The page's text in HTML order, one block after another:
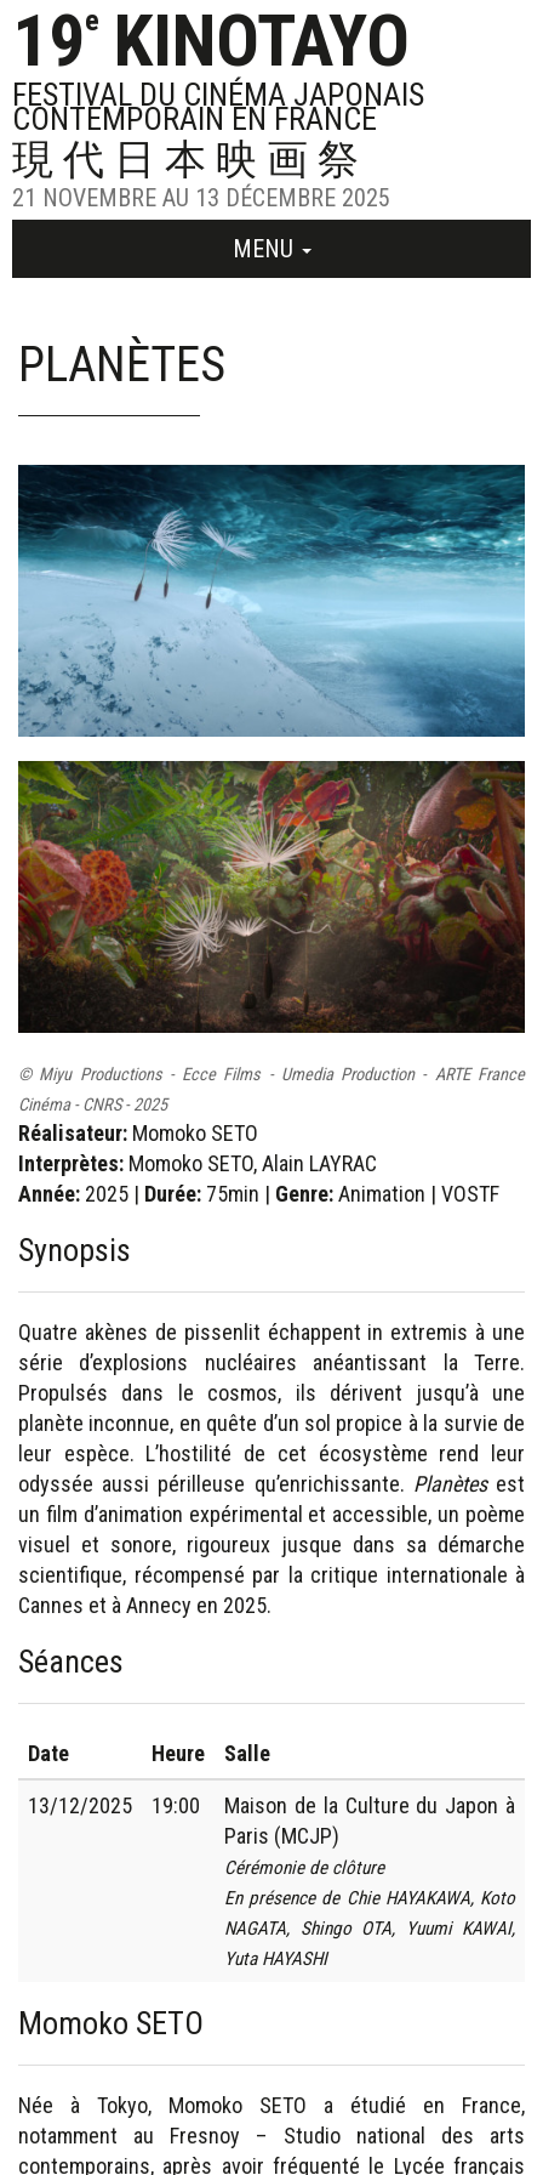
19eKINOTAYO
FESTIVAL DU CINÉMA JAPONAIS
CONTEMPORAIN EN FRANCE
現代日本映画祭
21 NOVEMBRE AU 13 DÉCEMBRE 2025
MENU
PLANÈTES
© Miyu Productions - Ecce Films - Umedia Production - ARTE France
Cinéma - CNRS - 2025
Réalisateur: Momoko SETO
Interprètes: Momoko SETO, Alain LAYRAC
Année: 2025 | Durée: 75min | Genre:Animation | VOSTF
Synopsis
Quatre akènes de pissenlit échappent in extremis à une
série d’explosions nucléaires anéantissant la Terre.
Propulsés dans le cosmos, ils dérivent jusqu’à une
planète inconnue, en quête d’un sol propice à la survie de
leur espèce. L’hostilité de cet écosystème rend leur
odyssée aussi périlleuse qu’enrichissante. Planètes est
un film d’animation expérimental et accessible, un poème
visuel et sonore, rigoureux jusque dans sa démarche
scientifique, récompensé par la critique internationale à
Cannes et à Annecy en 2025.
Séances
Date Heure Salle
13/12/2025 19:00
Maison de la Culture du Japon à
Paris (MCJP)
Cérémonie de clôture
En présence de Chie HAYAKAWA, Koto
NAGATA, Shingo OTA, Yuumi KAWAI,
Yuta HAYASHI
Momoko SETO
Née à Tokyo, Momoko SETO a étudié en France,
notamment au Fresnoy – Studio national des arts
contemporains, après avoir fréquenté le Lycée français